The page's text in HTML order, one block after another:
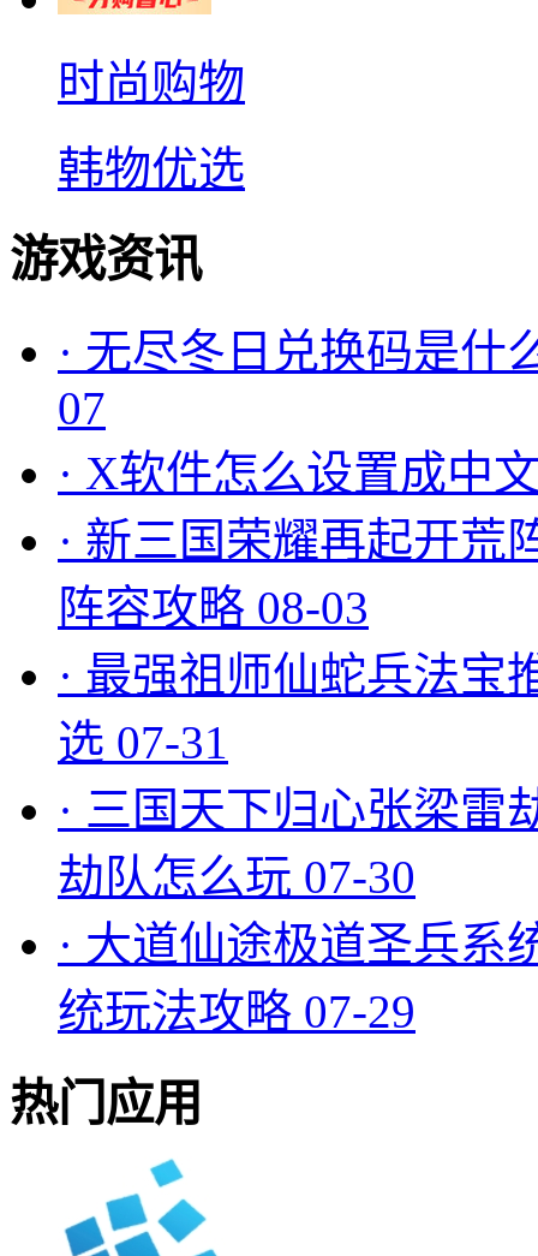
时尚购物
韩物优选
游戏资讯
· 无尽冬日兑换码是什
07
· X软件怎么设置成中
· 新三国荣耀再起开荒
阵容攻略 08-03
· 最强祖师仙蛇兵法宝
选 07-31
· 三国天下归心张梁雷
劫队怎么玩 07-30
· 大道仙途极道圣兵系
统玩法攻略 07-29
热门应用